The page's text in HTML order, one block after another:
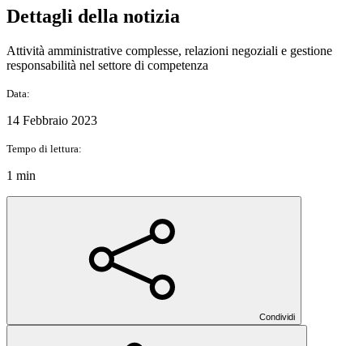
Dettagli della notizia
Attività amministrative complesse, relazioni negoziali e gestione
responsabilità nel settore di competenza
Data:
14 Febbraio 2023
Tempo di lettura:
1 min
Condividi